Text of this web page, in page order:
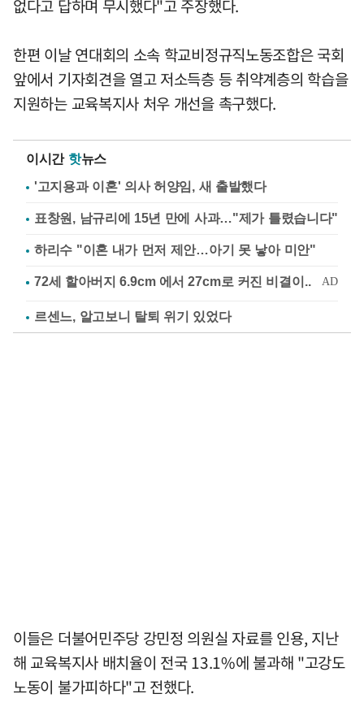
없다고 답하며 무시했다"고 주장했다.
한편 이날 연대회의 소속 학교비정규직노동조합은 국회
앞에서 기자회견을 열고 저소득층 등 취약계층의 학습을
지원하는 교육복지사 처우 개선을 촉구했다.
이시간 핫뉴스
'고지용과 이혼' 의사 허양임, 새 출발했다
표창원, 남규리에 15년 만에 사과…"제가 틀렸습니다"
하리수 "이혼 내가 먼저 제안…아기 못 낳아 미안"
르센느, 알고보니 탈퇴 위기 있었다
이들은 더불어민주당 강민정 의원실 자료를 인용, 지난
해 교육복지사 배치율이 전국 13.1%에 불과해 "고강도
노동이 불가피하다"고 전했다.